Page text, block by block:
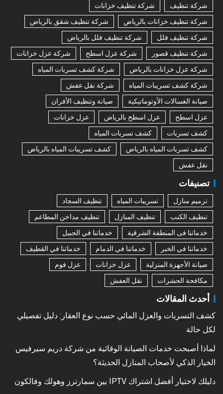
شركة تنظيف
شركة تنظيف خزانات
شركة تنظيف خزانات بالرياض
شركة تنظيف شقق بالرياض
شركة تنظيف فلل
شركة تنظيف فلل بالرياض
شركة تنظيف قصور
شركة عزل اسطح
شركة عزل خزانات
شركة عزل خزانات بالرياض
شركة كشف تسربات المياه
شركة كشف تسريبات المياه
شركة نقل عفش
صيانة الغسالات الأوتوماتيكية
صيانة وتنظيف الأفران
عزل اسطح
عزل اسطح بالرياض
عزل خزانات
كشف تسربات
كشف تسربات المياه
كشف تسربات المياه بالرياض
كشف تسريبات المياه بالرياض
نقل عفش
تصنيفات
ترميم منازل تسريبات المياه
تنظيف السجاد
تنظيف الكنب
تنظيف المنازل
تنظيف مداخن المطاعم
خدماتنا فى المنطقة الشرقية
خدماتنا في الجبيل
خدماتنا في الخبر
خدماتنا في الدمام
خدماتنا في القطيف
صيانة الأجهزة المنزلية
عزل خزانات
عزل فوم
مكافحة الحشرات
نقل العفش
أحدث المقالات
كشف التسربات والعزل المائي حسب نوع العقار: دليل تفصيلي
لكل حالة
لماذا أصبحت خدمات الصيانة الوقائية من شركة دريم سيرفيس
الخيار الذكي لأصحاب المنازل الحديثة؟
دليلك لاختيار أفضل اشتراك IPTV بين سمارترز وهولك وفالكون